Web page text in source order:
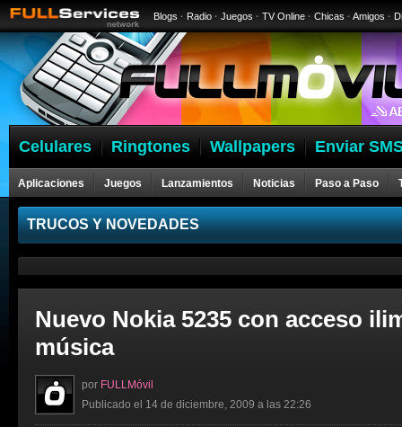
Blogs · Radio · Juegos · TV Online · Chicas · Amigos ·
Celulares Ringtones Wallpapers Enviar
Aplicaciones Juegos Lanzamientos Noticias Paso a Paso
Celulares
TRUCOS Y NOVEDADES
Nuevo Nokia 5235 con acceso
música
por FULLMóvil
Publicado el 14 de diciembre, 2009 a las 22:26